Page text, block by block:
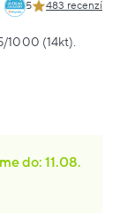
5 483 recenzí
1000 (14kt).
do: 11.08.